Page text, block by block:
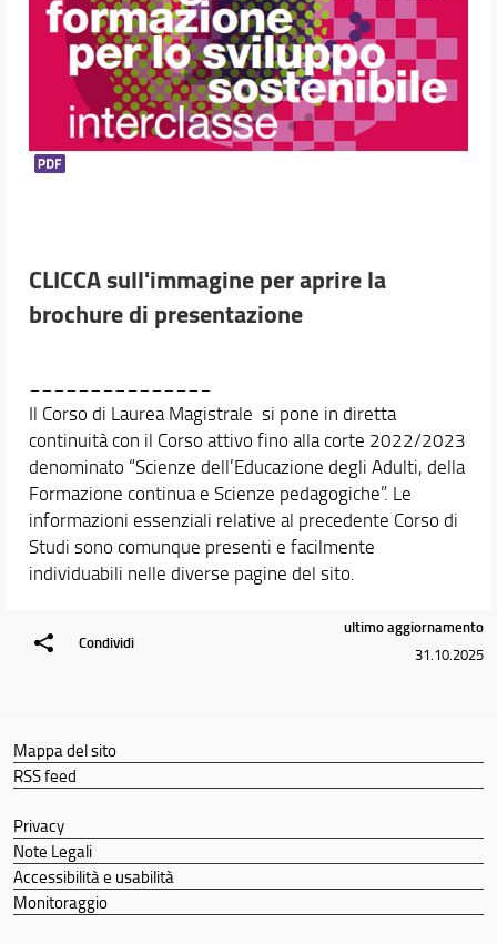
CLICCA sull'immagine per aprire la
brochure di presentazione
Il Corso di Laurea Magistrale si pone in diretta
continuità con il Corso attivo fino alla corte 2022/2023
denominato “Scienze dell’Educazione degli Adulti, della
Formazione continua e Scienze pedagogiche”. Le
informazioni essenziali relative al precedente Corso di
Studi sono comunque presenti e facilmente
individuabili nelle diverse pagine del sito.
Condividi
ultimo aggiornamento
31.10.2025
Mappa del sito
RSS feed
Privacy
Note Legali
Accessibilità e usabilità
Monitoraggio